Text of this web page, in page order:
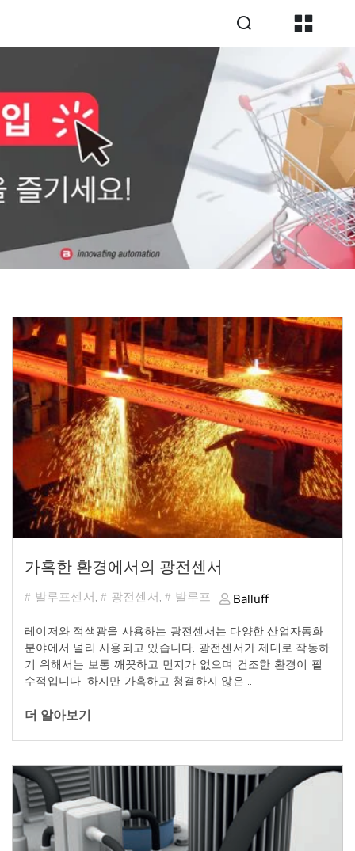
가혹한 환경에서의 광전센서
발루프센서, 광전센서, 발루프 Balluff
레이저와 적색광을 사용하는 광전센서는 다양한 산업자동화
분야에서 널리 사용되고 있습니다 광전센서가 제대로 작동하
기 위해서는 보통 깨끗하고 먼지가 없으며 건조한 환경이 필
수적입니다 하지만 가혹하고 청결하지 않은
더 알아보기